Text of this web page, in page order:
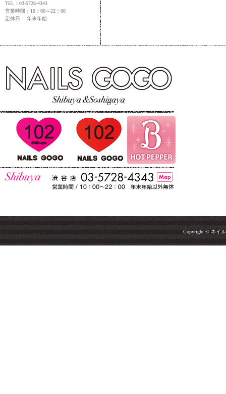
TEL：03-5728-4343
営業時間：10：00～22：00
定休日： 年末年始
Copyright © ネイル